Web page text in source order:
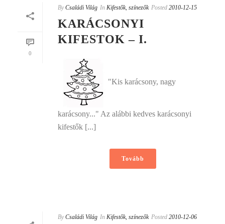
0
By Családi Világ In Kifestők, színezők Posted 2010-12-15
KARÁCSONYI
KIFESTOK – I.
"Kis karácsony, nagy
karácsony..." Az alábbi kedves karácsonyi
kifestők [...]
Tovább
By Családi Világ In Kifestők, színezők Posted 2010-12-06